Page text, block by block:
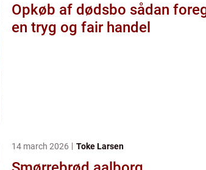
Opkøb af dødsbo sådan foregår
en tryg og fair handel
14 march 2026 Toke Larsen